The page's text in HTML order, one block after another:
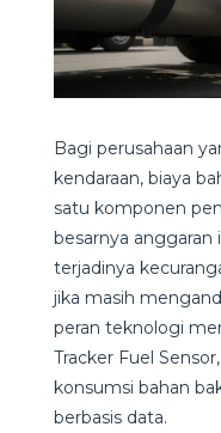
Bagi perusahaan
kendaraan, biaya
satu komponen
besarnya
terjadinya
jika masih
peran teknologi
Tracker Fuel
konsumsi bahan
berbasis data.